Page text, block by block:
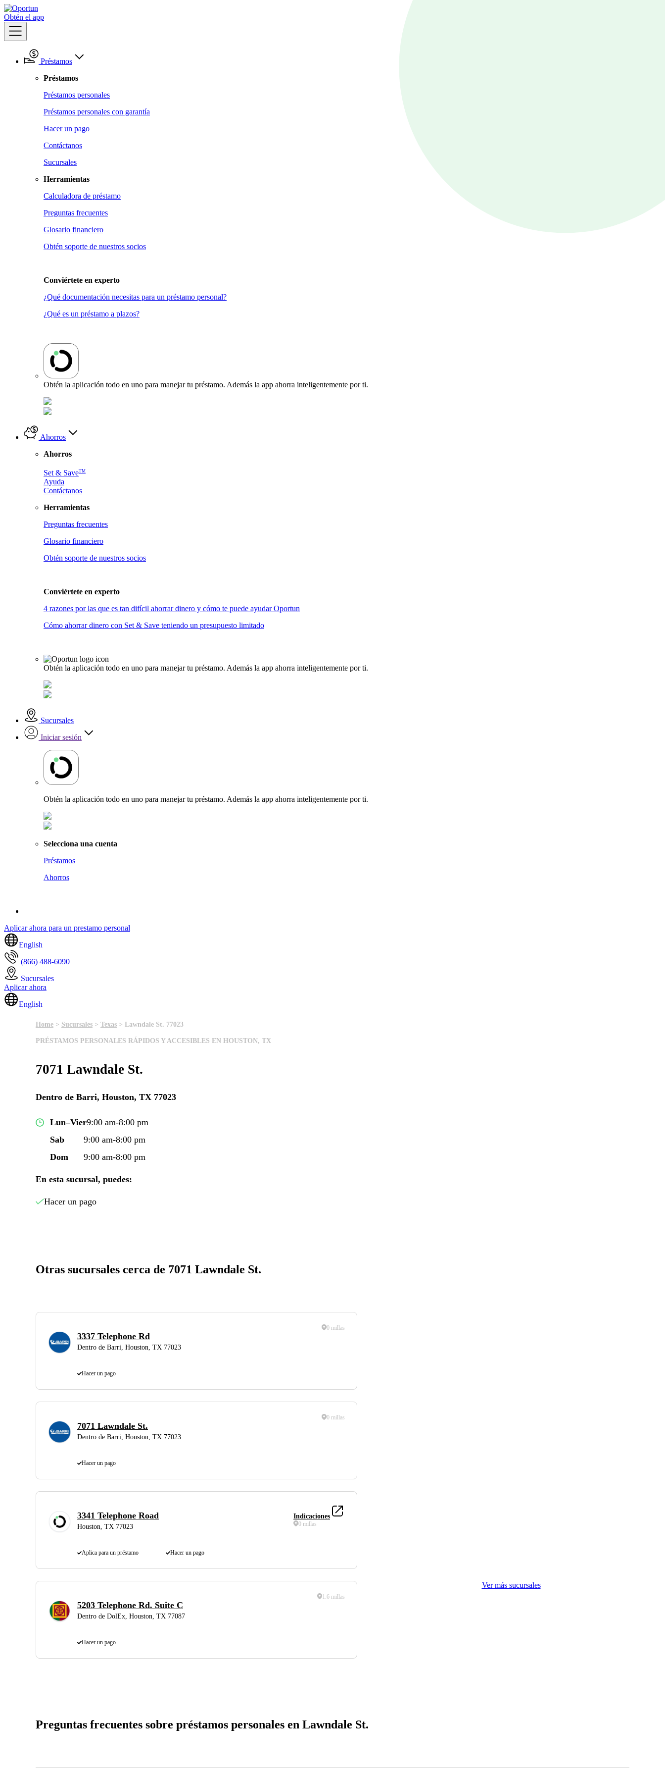
Obtén el app
Préstamos
Préstamos
Préstamos personales
Préstamos personales con garantía
Hacer un pago
Contáctanos
Sucursales
Herramientas
Calculadora de préstamo
Preguntas frecuentes
Glosario financiero
Obtén soporte de nuestros socios
Conviértete en experto
¿Qué documentación necesitas para un préstamo personal?
¿Qué es un préstamo a plazos?
Obtén la aplicación todo en uno para manejar tu préstamo. Además la app ahorra inteligentemente por ti.
Ahorros
Ahorros
Set & SaveTM
Ayuda
Contáctanos
Herramientas
Preguntas frecuentes
Glosario financiero
Obtén soporte de nuestros socios
Conviértete en experto
4 razones por las que es tan difícil ahorrar dinero y cómo te puede ayudar Oportun
Cómo ahorrar dinero con Set & Save teniendo un presupuesto limitado
Obtén la aplicación todo en uno para manejar tu préstamo. Además la app ahorra inteligentemente por ti.
Sucursales
Iniciar sesión
Obtén la aplicación todo en uno para manejar tu préstamo. Además la app ahorra inteligentemente por ti.
Selecciona una cuenta
Préstamos
Ahorros
Aplicar ahora para un prestamo personal
English
(866) 488-6090
Sucursales
Aplicar ahora
English
Home > Sucursales > Texas > Lawndale St. 77023
PRÉSTAMOS PERSONALES RÁPIDOS Y ACCESIBLES EN HOUSTON, TX
7071 Lawndale St.
Dentro de Barri, Houston, TX 77023
Lun–Vier9:00 am-8:00 pm
Sab
9:00 am-8:00 pm
Dom
9:00 am-8:00 pm
En esta sucursal, puedes:
Hacer un pago
Otras sucursales cerca de 7071 Lawndale St.
3337 Telephone Rd
Dentro de Barri, Houston, TX 77023
0 millas
Hacer un pago
7071 Lawndale St.
Dentro de Barri, Houston, TX 77023
0 millas
Hacer un pago
3341 Telephone Road
Houston, TX 77023
Indicaciones
0 millas
Aplica para un préstamo Hacer un pago
5203 Telephone Rd. Suite C
Dentro de DolEx, Houston, TX 77087
1.6 millas
Hacer un pago
Ver más sucursales
Preguntas frecuentes sobre préstamos personales en Lawndale St.